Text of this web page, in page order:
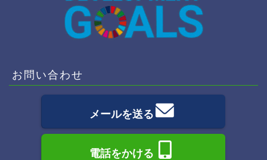
お問い合わせ
メールを送る
電話をかける